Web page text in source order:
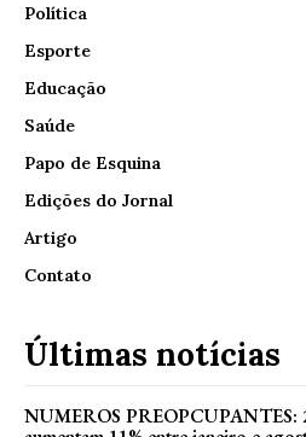
Política
Esporte
Educação
Saúde
Papo de Esquina
Edições do Jornal
Artigo
Contato
Últimas notícias
NUMEROS PREOPCUPANTES: